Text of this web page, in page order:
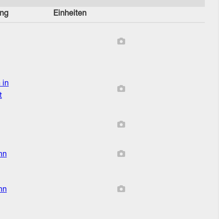
Einheiten
Bericht enthält keine
in
Bericht enthält keine
Bericht enthält keine
Bericht enthält keine
Bericht enthält keine